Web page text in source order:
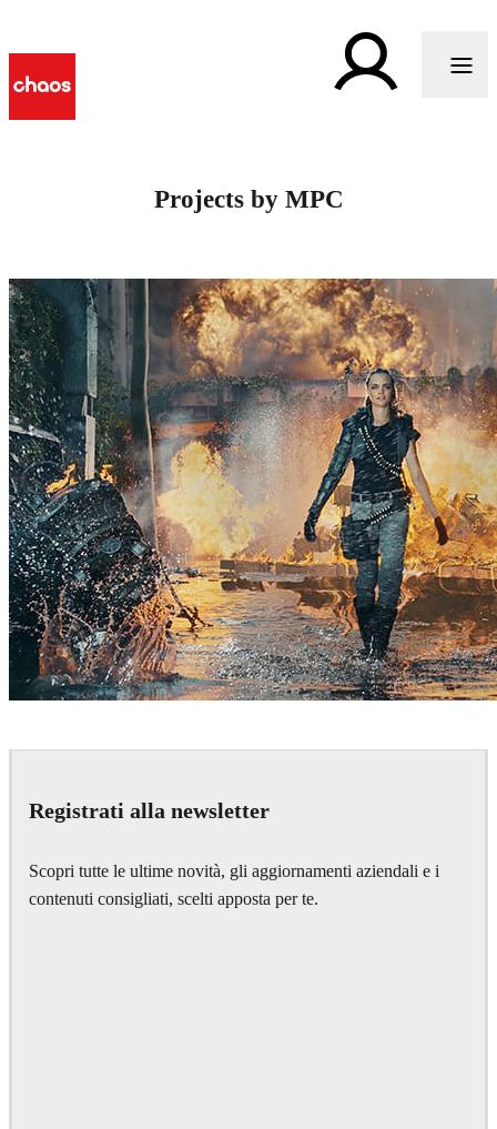
Projects by MPC
Registrati alla newsletter
Scopri tutte le ultime novità, gli aggiornamenti aziendali e i
contenuti consigliati, scelti apposta per te.